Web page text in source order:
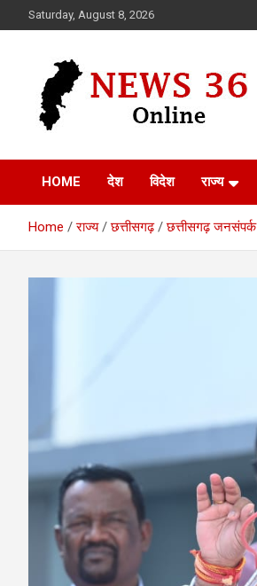
to
Saturday, August 8, 2026
News 36
HOME देश विदेश राज्य
Home राज्य छत्तीसगढ़ छत्तीसगढ़ जनसंपर्क